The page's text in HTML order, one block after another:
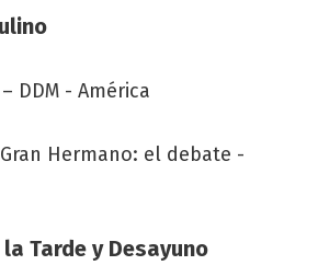
DDM - América
Hermano: el debate -
Tarde y Desayuno